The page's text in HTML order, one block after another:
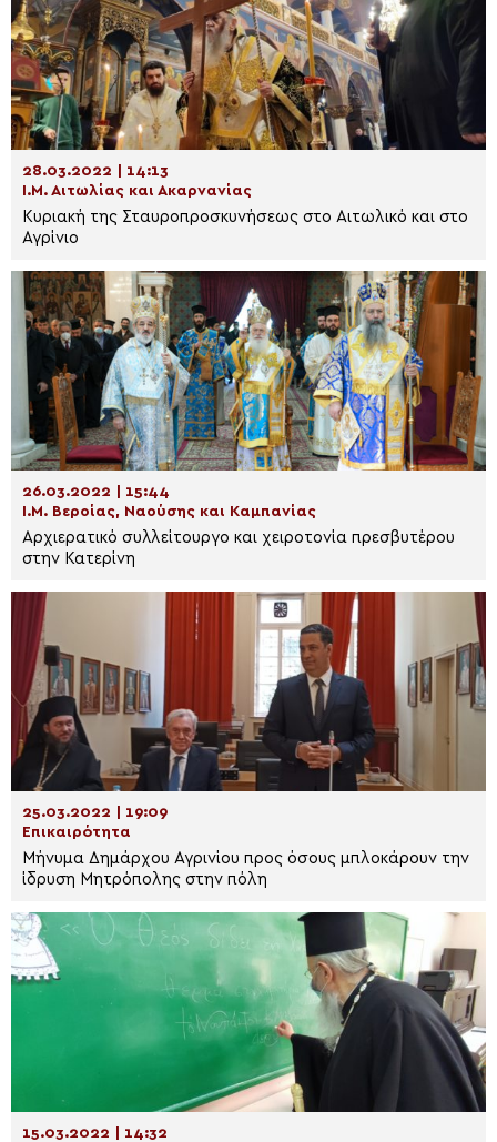
28.03.2022 | 14:13
Ι.Μ. Αιτωλίας και Ακαρνανίας
Κυριακή της Σταυροπροσκυνήσεως στο Αιτωλικό και στο
Αγρίνιο
26.03.2022 | 15:44
Ι.Μ. Βεροίας, Ναούσης και Καμπανίας
Αρχιερατικό συλλείτουργο και χειροτονία πρεσβυτέρου
στην Κατερίνη
25.03.2022 | 19:09
Επικαιρότητα
Μήνυμα Δημάρχου Αγρινίου προς όσους μπλοκάρουν την
ίδρυση Μητρόπολης στην πόλη
15.03.2022 | 14:32